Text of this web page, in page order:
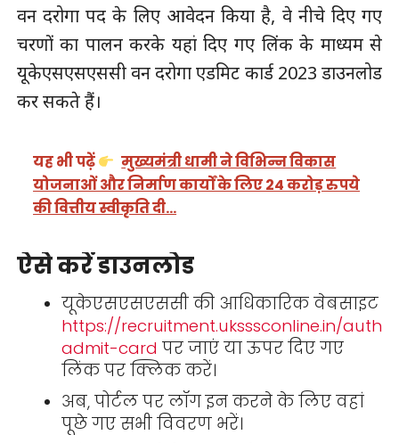
वन दरोगा पद के लिए आवेदन किया है, वे नीचे दिए गए
चरणों का पालन करके यहां दिए गए लिंक के माध्यम से
यूकेएसएसएससी वन दरोगा एडमिट कार्ड 2023 डाउनलोड
कर सकते हैं।
यह भी पढ़ें
मुख्यमंत्री धामी ने विभिन्न विकास
योजनाओं और निर्माण कार्यों के लिए 24 करोड़ रुपये
की वित्तीय स्वीकृति दी…
ऐसे करें डाउनलोड
यूकेएसएसएससी की आधिकारिक वेबसाइट
https://recruitment.uksssconline.in/auth/
admit-card पर जाएं या ऊपर दिए गए
लिंक पर क्लिक करें।
अब, पोर्टल पर लॉग इन करने के लिए वहां
पूछे गए सभी विवरण भरें।